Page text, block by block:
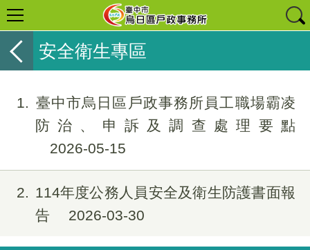
安全衛生專區
1
臺中市烏日區戶政事務所員工職場霸凌
防治、申訴及調查處理要點
2026-05-15
2
114年度公務人員安全及衛生防護書面報
告
2026-03-30